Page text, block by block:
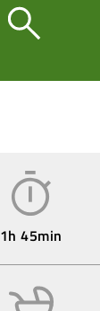
1h 45min